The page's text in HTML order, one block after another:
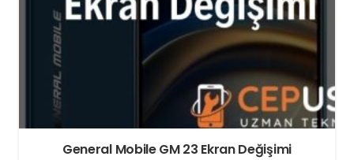
General Mobile GM 23 Ekran Değişimi